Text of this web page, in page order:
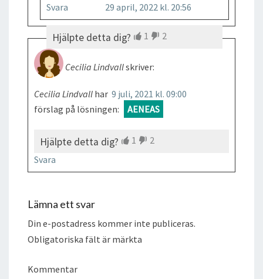
29 april, 2022 kl. 20:56
Hjälpte detta dig? 1 2
Svara
Cecilia Lindvallskriver:
9 juli, 2021 kl. 09:00
Cecilia Lindvall har
förslag på lösningen:
AENEAS
Hjälpte detta dig? 1
2
Svara
Lämna ett svar
Din e-postadress kommer inte publiceras.
Obligatoriska fält är märkta
Kommentar